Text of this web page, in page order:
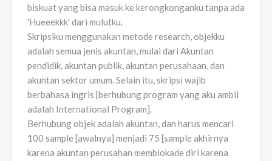
biskuat yang bisa masuk ke kerongkonganku tanpa ada
'Hueeekkk' dari mulutku.
Skripsiku menggunakan metode research, objekku
adalah semua jenis akuntan, mulai dari Akuntan
pendidik, akuntan publik, akuntan perusahaan, dan
akuntan sektor umum. Selain itu, skripsi wajib
berbahasa ingris [berhubung program yang aku ambil
adalah International Program].
Berhubung objek adalah akuntan, dan harus mencari
100 sample [awalnya] menjadi 75 [sample akhirnya
karena akuntan perusahan memblokade diri karena